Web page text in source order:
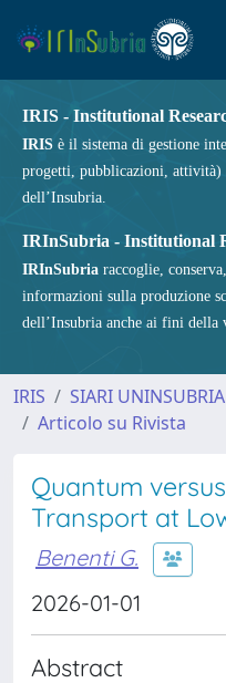
IRIS - Institutional
IRIS è il sistema di gestione
progetti, pubblicazioni,
dell’Insubria.
IRInSubria - Institutional
IRInSubria raccoglie,
informazioni sulla produzione
dell’Insubria anche ai fini della
IRIS SIARI UNINSUBRIA
Articolo su Rivista
Quantum
Transport at
Benenti G.
2026-01-01
Abstract